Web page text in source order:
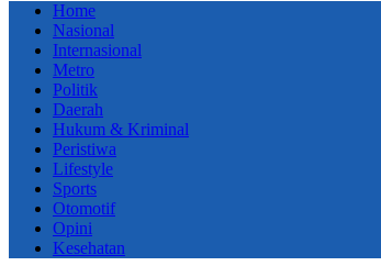
Home
Nasional
Internasional
Metro
Politik
Daerah
Hukum & Kriminal
Peristiwa
Lifestyle
Sports
Otomotif
Opini
Kesehatan